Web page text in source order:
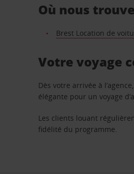
Où nous
Brest Location de
Votre voyage
Dès votre arrivée à
élégante pour un voyage
Les clients louant
fidélité du programme.